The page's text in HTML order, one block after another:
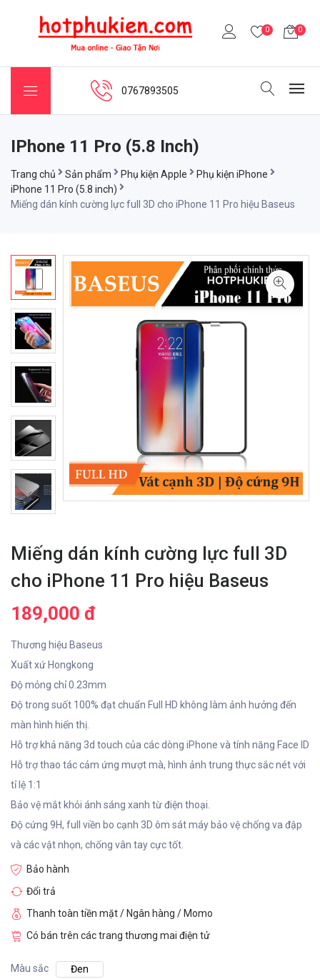
0 0
0767893505
IPhone 11 Pro (5.8 Inch)
Trang chủ Sản phẩm Phụ kiện Apple
Phụ kiện iPhone
iPhone 11 Pro (5.8 inch)
Miếng dán kính cường lực full 3D cho iPhone 11 Pro hiệu Baseus
Miếng dán kính cường lực full 3D
cho iPhone 11 Pro hiệu Baseus
189,000 đ
Thương hiệu Baseus
Xuất xứ Hongkong
Độ mỏng chỉ 0.23mm
Độ trong suốt 100% đạt chuẩn Full HD không làm ảnh hưởng đến
màn hình hiển thị.
Hỗ trợ khả năng 3d touch của các dòng iPhone và tính năng Face ID
Hỗ trợ thao tác cảm ứng mượt mà, hình ảnh trung thực sắc nét với
tỉ lệ 1:1
Bảo vệ mắt khỏi ánh sáng xanh từ điện thoại.
Độ cứng 9H, full viền bo cạnh 3D ôm sát máy bảo vệ chống va đập
và các vật nhọn, chống vân tay cực tốt.
Bảo hành
Đổi trả
Thanh toàn tiền mặt / Ngân hàng / Momo
Có bán trên các trang thương mai điện tử
Màu sắc
Đen